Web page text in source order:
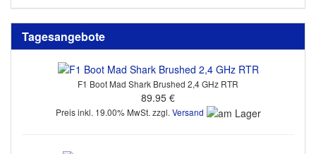
Tagesangebote
F1 Boot Mad Shark Brushed 2,4 GHz RTR
89.95 €
Preis inkl. 19.00% MwSt. zzgl. Versand